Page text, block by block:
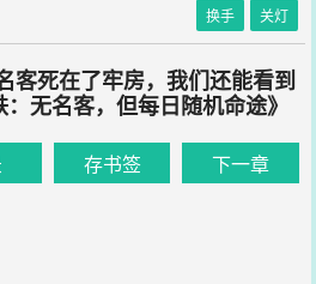
换手 关灯
客死在了牢房，我们还能看到
无名客，但每日随机命途》
存书签 下一章